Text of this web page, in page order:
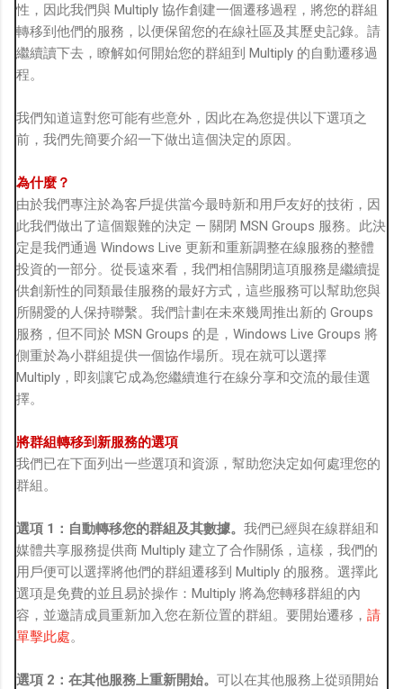
性，因此我們與 Multiply 協作創建一個遷移過程，將您的群組
轉移到他們的服務，以便保留您的在線社區及其歷史記錄。請
繼續讀下去，瞭解如何開始您的群組到 Multiply 的自動遷移過
程。
我們知道這對您可能有些意外，因此在為您提供以下選項之
前，我們先簡要介紹一下做出這個決定的原因。
為什麼？
由於我們專注於為客戶提供當今最時新和用戶友好的技術，因
此我們做出了這個艱難的決定 — 關閉 MSN Groups 服務。此決
定是我們通過 Windows Live 更新和重新調整在線服務的整體
投資的一部分。從長遠來看，我們相信關閉這項服務是繼續提
供創新性的同類最佳服務的最好方式，這些服務可以幫助您與
所關愛的人保持聯繫。我們計劃在未來幾周推出新的 Groups
服務，但不同於 MSN Groups 的是，Windows Live Groups 將
側重於為小群組提供一個協作場所。現在就可以選擇
Multiply，即刻讓它成為您繼續進行在線分享和交流的最佳選
擇。
將群組轉移到新服務的選項
我們已在下面列出一些選項和資源，幫助您決定如何處理您的
群組。
選項 1：自動轉移您的群組及其數據。 我們已經與在線群組和
媒體共享服務提供商 Multiply 建立了合作關係，這樣，我們的
用戶便可以選擇將他們的群組遷移到 Multiply 的服務。選擇此
選項是免費的並且易於操作：Multiply 將為您轉移群組的內
容，並邀請成員重新加入您在新位置的群組。要開始遷移， 請
單擊此處。
選項 2：在其他服務上重新開始。 可以在其他服務上從頭開始